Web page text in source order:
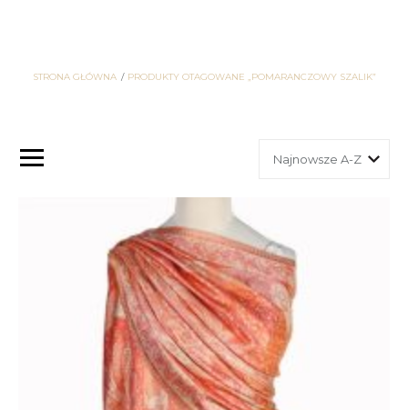
STRONA GŁÓWNA PRODUKTY OTAGOWANE „POMARANCZOWY SZALIK”